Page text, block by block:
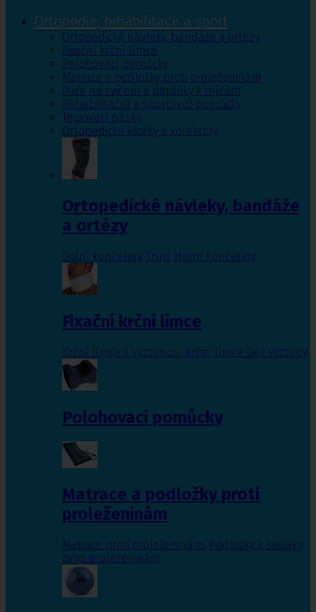
Ortopedie, rehabilitace a sport
Ortopedické návleky, bandáže a ortézy
Fixační krční límce
Polohovací pomůcky
Matrace a podložky proti proleženinám
Míče na cvičení a doplňky k míčům
Rehabilitační a sportovní pomůcky
Tejpovací pásky
Ortopedické vložky a korektory
Ortopedické návleky, bandáže
a ortézy
Dolní končetiny, Trup, Horní končetiny
Fixační krční límce
Krční límce s výztuhou Krční límce bez výztuhy
Polohovací pomůcky
Matrace a podložky proti
proleženinám
Matrace proti proleženinám, Podložky a sedáky
proti proleženinám